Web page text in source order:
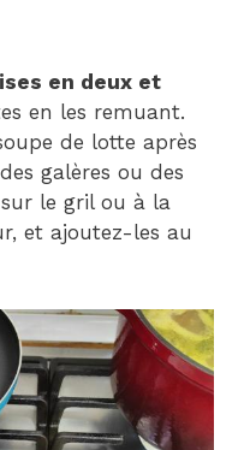
en deux et
en les remuant.
de lotte après
galères ou des
le gril ou à la
et ajoutez-les au